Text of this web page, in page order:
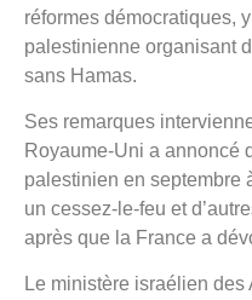
réformes démocratiques,
palestinienne organisant
sans Hamas.
Ses remarques
Royaume-Uni a annoncé
palestinien en septembre
un cessez-le-feu et
après que la France a
Le ministère israélien des